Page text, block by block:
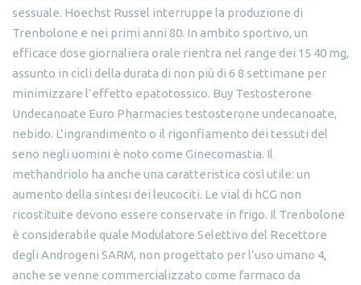
sessuale. Hoechst Russel interruppe la produzione di
Trenbolone e nei primi anni 80. In ambito sportivo, un
efficace dose giornaliera orale rientra nel range dei 15 40 mg,
assunto in cicli della durata di non più di 6 8 settimane per
minimizzare l’effetto epatotossico. Buy Testosterone
Undecanoate Euro Pharmacies testosterone undecanoate,
nebido. L’ingrandimento o il rigonfiamento dei tessuti del
seno negli uomini è noto come Ginecomastia. Il
methandriolo ha anche una caratteristica così utile: un
aumento della sintesi dei leucociti. Le vial di hCG non
ricostituite devono essere conservate in frigo. Il Trenbolone
è considerabile quale Modulatore Selettivo del Recettore
degli Androgeni SARM, non progettato per l’uso umano 4,
anche se venne commercializzato come farmaco da